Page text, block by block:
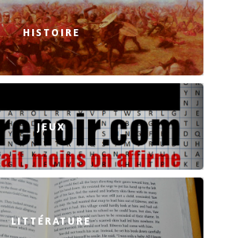
HISTOIRE
JEUX
LITTÉRATURE